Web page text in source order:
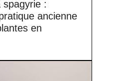
spagyrie :
ancienne
en